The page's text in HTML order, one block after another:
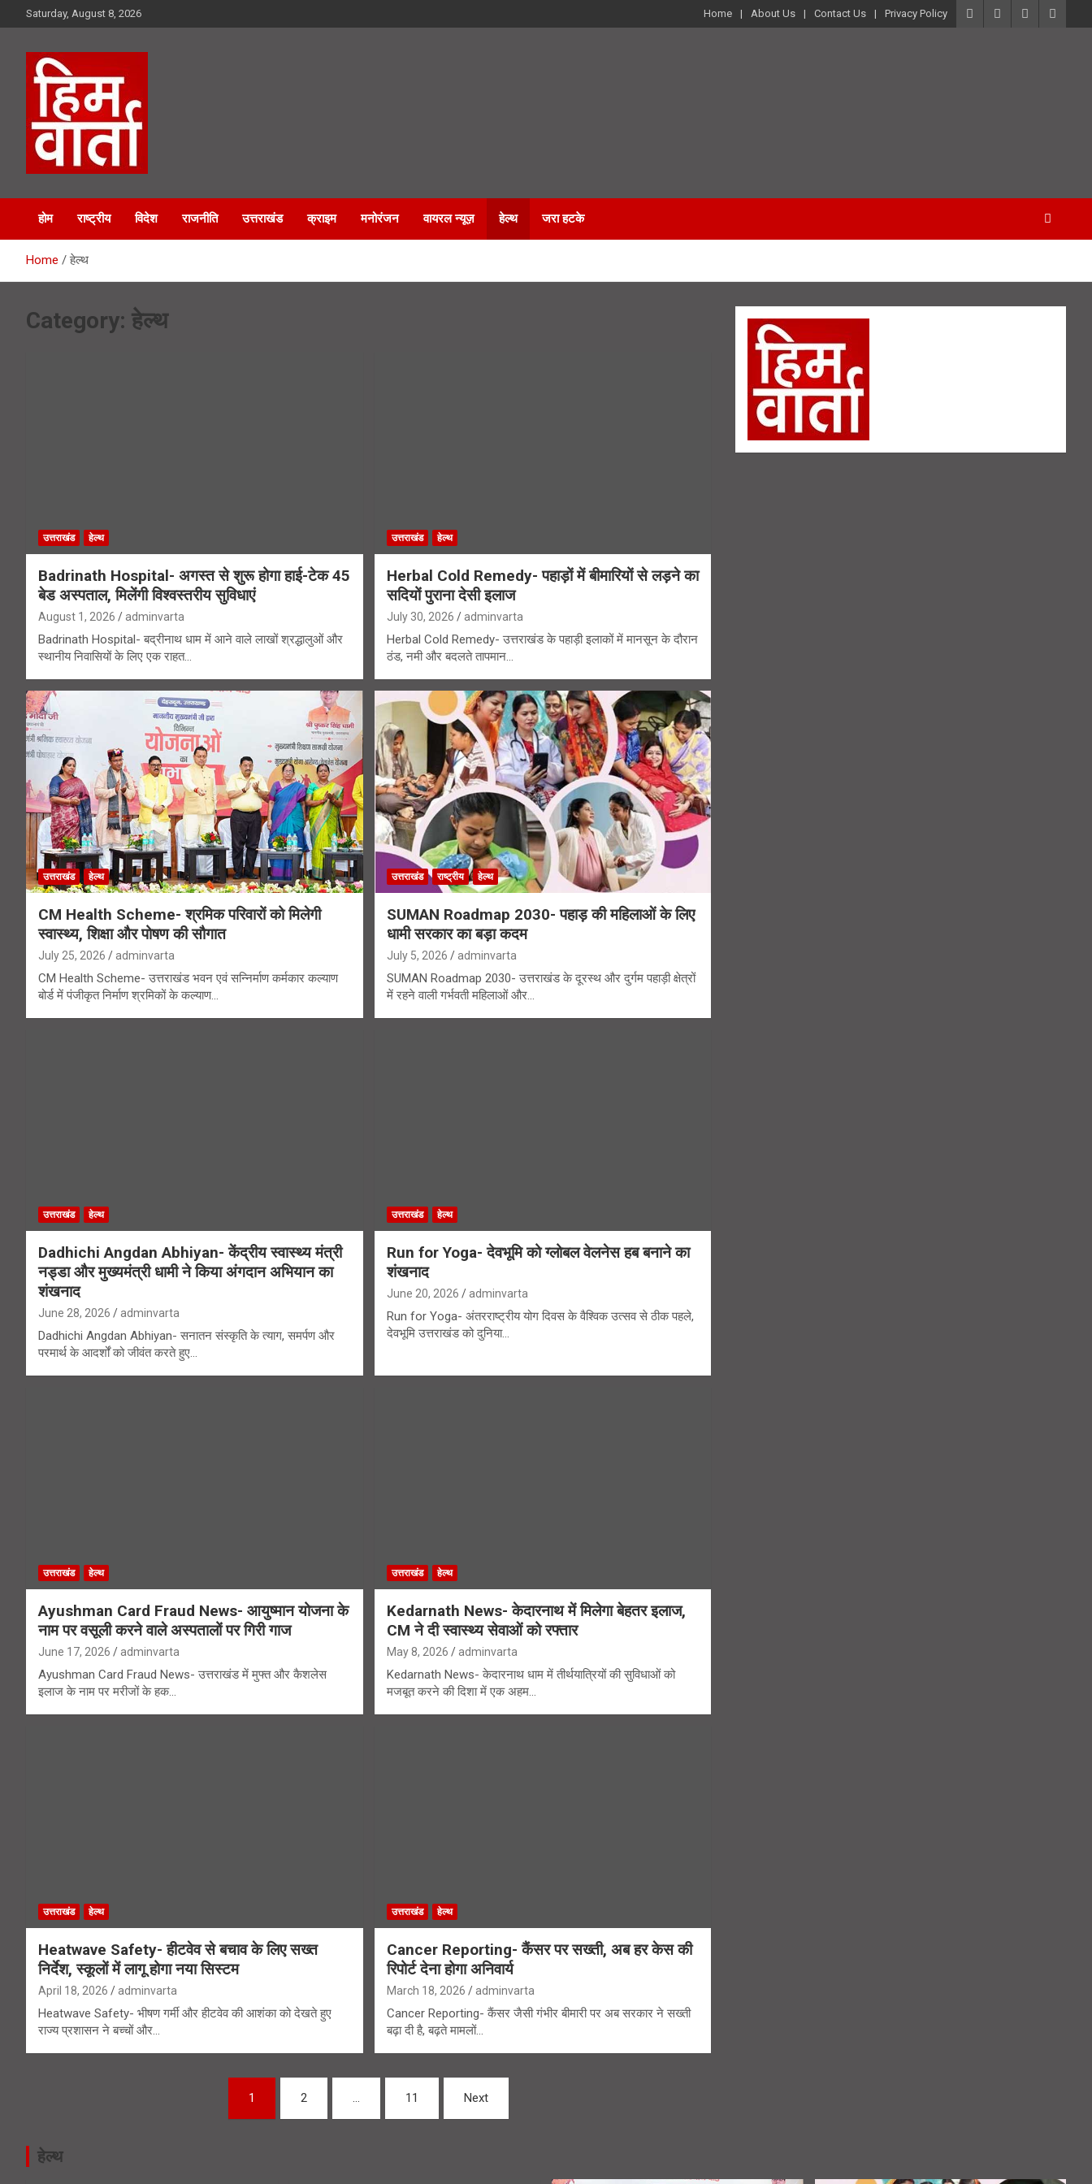
to
Saturday, August 8, 2026 Home About Us Contact Us Privacy Policy
Him Varta
होम राष्ट्रीय विदेश राजनीति उत्तराखंड क्राइम मनोरंजन वायरल न्यूज़ हेल्थ जरा हटके
Home हेल्थ
Category: हेल्थ
उत्तराखंड हेल्थ
Badrinath Hospital- अगस्त से शुरू होगा हाई-टेक 45
बेड अस्पताल, मिलेंगी विश्वस्तरीय सुविधाएं
August 1, 2026 adminvarta
Badrinath Hospital- बद्रीनाथ धाम में आने वाले लाखों श्रद्धालुओं और
स्थानीय निवासियों के लिए एक राहत…
उत्तराखंड हेल्थ
Herbal Cold Remedy- पहाड़ों में बीमारियों से लड़ने का
सदियों पुराना देसी इलाज
July 30, 2026 adminvarta
Herbal Cold Remedy- उत्तराखंड के पहाड़ी इलाकों में मानसून के दौरान
ठंड, नमी और बदलते तापमान…
उत्तराखंड हेल्थ
CM Health Scheme- श्रमिक परिवारों को मिलेगी
स्वास्थ्य, शिक्षा और पोषण की सौगात
July 25, 2026 adminvarta
CM Health Scheme- उत्तराखंड भवन एवं सन्निर्माण कर्मकार कल्याण
बोर्ड में पंजीकृत निर्माण श्रमिकों के कल्याण…
उत्तराखंड राष्ट्रीय हेल्थ
SUMAN Roadmap 2030- पहाड़ की महिलाओं के लिए
धामी सरकार का बड़ा कदम
July 5, 2026 adminvarta
SUMAN Roadmap 2030- उत्तराखंड के दूरस्थ और दुर्गम पहाड़ी क्षेत्रों
में रहने वाली गर्भवती महिलाओं और…
उत्तराखंड हेल्थ
Dadhichi Angdan Abhiyan- केंद्रीय स्वास्थ्य मंत्री
नड्डा और मुख्यमंत्री धामी ने किया अंगदान अभियान का
शंखनाद
June 28, 2026 adminvarta
Dadhichi Angdan Abhiyan- सनातन संस्कृति के त्याग, समर्पण और
परमार्थ के आदर्शों को जीवंत करते हुए…
उत्तराखंड हेल्थ
Run for Yoga- देवभूमि को ग्लोबल वेलनेस हब बनाने का
शंखनाद
June 20, 2026 adminvarta
Run for Yoga- अंतरराष्ट्रीय योग दिवस के वैश्विक उत्सव से ठीक पहले,
देवभूमि उत्तराखंड को दुनिया…
उत्तराखंड हेल्थ
Ayushman Card Fraud News- आयुष्मान योजना के
नाम पर वसूली करने वाले अस्पतालों पर गिरी गाज
June 17, 2026 adminvarta
Ayushman Card Fraud News- उत्तराखंड में मुफ्त और कैशलेस
इलाज के नाम पर मरीजों के हक…
उत्तराखंड हेल्थ
Kedarnath News- केदारनाथ में मिलेगा बेहतर इलाज,
CM ने दी स्वास्थ्य सेवाओं को रफ्तार
May 8, 2026 adminvarta
Kedarnath News- केदारनाथ धाम में तीर्थयात्रियों की सुविधाओं को
मजबूत करने की दिशा में एक अहम…
उत्तराखंड हेल्थ
Heatwave Safety- हीटवेव से बचाव के लिए सख्त
निर्देश, स्कूलों में लागू होगा नया सिस्टम
April 18, 2026 adminvarta
Heatwave Safety- भीषण गर्मी और हीटवेव की आशंका को देखते हुए
राज्य प्रशासन ने बच्चों और…
उत्तराखंड हेल्थ
Cancer Reporting- कैंसर पर सख्ती, अब हर केस की
रिपोर्ट देना होगा अनिवार्य
March 18, 2026 adminvarta
Cancer Reporting- कैंसर जैसी गंभीर बीमारी पर अब सरकार ने सख्ती
बढ़ा दी है, बढ़ते मामलों…
1 2 … 11 Next
हेल्थ